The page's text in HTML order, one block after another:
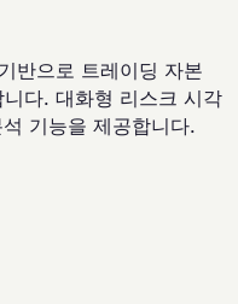
반으로 트레이딩 자본
다. 대화형 리스크 시각
기능을 제공합니다.